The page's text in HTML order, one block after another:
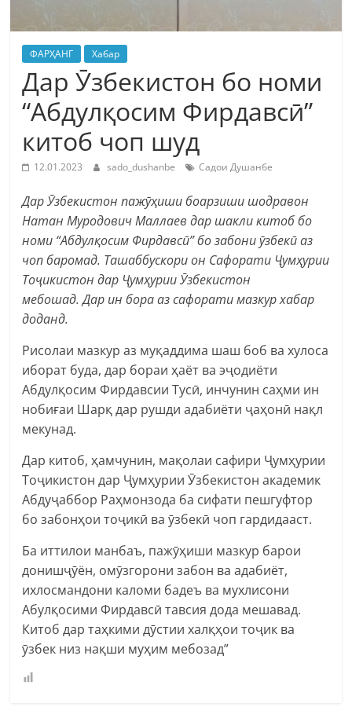
ФАРҲАНГ Хабар
Дар Ӯзбекистон бо номи
“Абдулқосим Фирдавсӣ”
китоб чоп шуд
12.01.2023 sado_dushanbe Садои Душанбе
Дар Ӯзбекистон пажӯҳиши боарзиши шодравон
Натан Муродович Маллаев дар шакли китоб бо
номи “Абдулқосим Фирдавсӣ” бо забони ӯзбекӣ аз
чоп баромад. Ташаббускори он Сафорати Ҷумҳурии
Тоҷикистон дар Ҷумҳурии Ӯзбекистон
мебошад. Дар ин бора аз сафорати мазкур хабар
доданд.
Рисолаи мазкур аз муқаддима шаш боб ва хулоса
иборат буда, дар бораи ҳаёт ва эҷодиёти
Абдулқосим Фирдавсии Тусӣ, инчунин саҳми ин
нобиғаи Шарқ дар рушди адабиёти ҷаҳонӣ нақл
мекунад.
Дар китоб, ҳамчунин, мақолаи сафири Ҷумҳурии
Тоҷикистон дар Ҷумҳурии Ӯзбекистон академик
Абдуҷаббор Раҳмонзода ба сифати пешгуфтор
бо забонҳои тоҷикӣ ва ӯзбекӣ чоп гардидааст.
Ба иттилои манбаъ, пажӯҳиши мазкур барои
донишҷӯён, омӯзгорони забон ва адабиёт,
ихлосмандони каломи бадеъ ва мухлисони
Абулқосими Фирдавсӣ тавсия дода мешавад.
Китоб дар таҳкими дӯстии халқҳои тоҷик ва
ӯзбек низ нақши муҳим мебозад”